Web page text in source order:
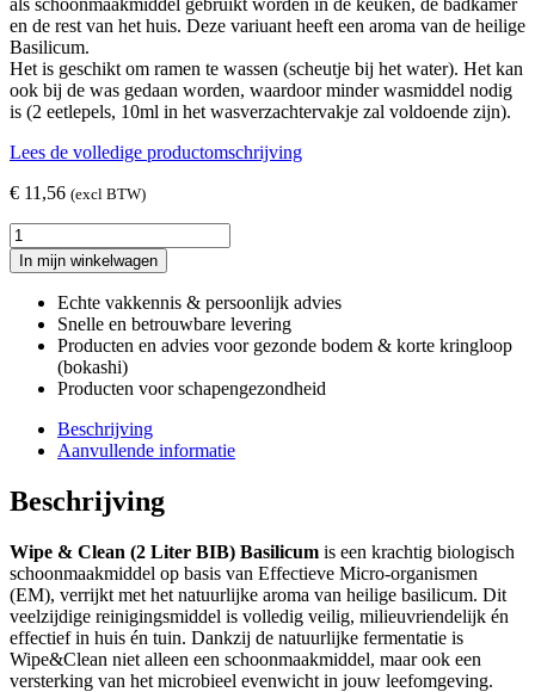
en de rest van het huis. Deze variuant heeft een aroma van de heilige
Basilicum.
Het is geschikt om ramen te wassen (scheutje bij het water). Het kan
ook bij de was gedaan worden, waardoor minder wasmiddel nodig
is (2 eetlepels, 10ml in het wasverzachtervakje zal voldoende zijn).
Lees de volledige productomschrijving
€ 11,56 (excl BTW)
Wipe
&
Clean
Liter
BIB)
Basilicum
aantal
In mijn winkelwagen
Echte vakkennis & persoonlijk advies
Snelle en betrouwbare levering
Producten en advies voor gezonde bodem & korte kringloop
(bokashi)
Producten voor schapengezondheid
Beschrijving
Aanvullende informatie
Beschrijving
Wipe & Clean (2 Liter BIB) Basilicum is een krachtig biologisch
schoonmaakmiddel op basis van Effectieve Micro-organismen
(EM), verrijkt met het natuurlijke aroma van heilige basilicum. Dit
veelzijdige reinigingsmiddel is volledig veilig, milieuvriendelijk én
effectief in huis én tuin. Dankzij de natuurlijke fermentatie is
Wipe&Clean niet alleen een schoonmaakmiddel, maar ook een
versterking van het microbieel evenwicht in jouw leefomgeving.